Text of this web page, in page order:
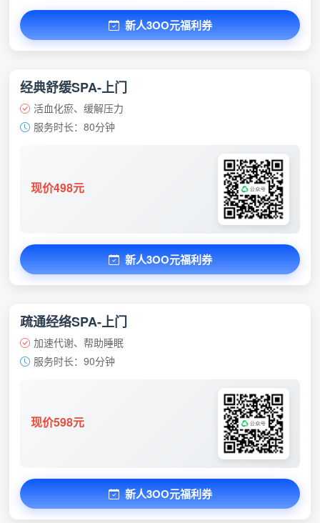
新人3OO元福利券
经典舒缓SPA-上门
活血化瘀、缓解压力
服务时长：80分钟
现价498元
新人3OO元福利券
疏通经络SPA-上门
加速代谢、帮助睡眠
服务时长：90分钟
现价598元
新人3OO元福利券